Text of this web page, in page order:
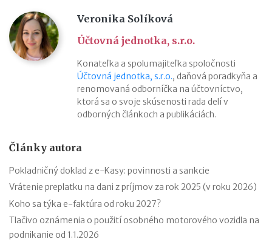
Veronika Solíková
Účtovná jednotka, s.r.o.
Konateľka a spolumajiteľka spoločnosti
Účtovná jednotka, s.r.o., daňová poradkyňa a
renomovaná odborníčka na účtovníctvo,
ktorá sa o svoje skúsenosti rada delí v
odborných článkoch a publikáciách.
Články autora
Pokladničný doklad z e-Kasy: povinnosti a sankcie
Vrátenie preplatku na dani z príjmov za rok 2025 (v roku 2026)
Koho sa týka e-faktúra od roku 2027?
Tlačivo oznámenia o použití osobného motorového vozidla na
podnikanie od 1.1.2026